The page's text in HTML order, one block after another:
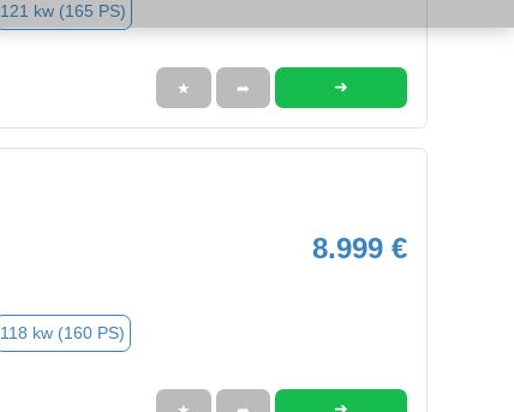
121 kw (165 PS)
★ ➦ ➜
8.999 €
118 kw (160 PS)